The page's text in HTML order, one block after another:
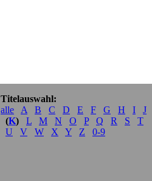
Titelauswahl:
alle
A B C D E F G H I
J
(K) L M N O P Q R S
T
U
V W X Y Z 0-9